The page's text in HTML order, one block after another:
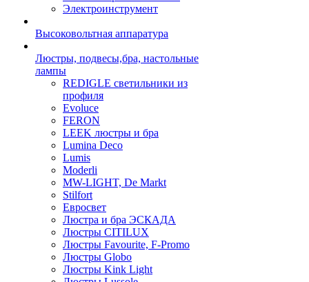
Электроинструмент
Высоковольтная аппаратура
Люстры, подвесы,бра, настольные
лампы
REDIGLE светильники из
профиля
Evoluce
FERON
LEEK люстры и бра
Lumina Deco
Lumis
Moderli
MW-LIGHT, De Markt
Stilfort
Евросвет
Люстра и бра ЭСКАДА
Люстры CITILUX
Люстры Favourite, F-Promo
Люстры Globo
Люстры Kink Light